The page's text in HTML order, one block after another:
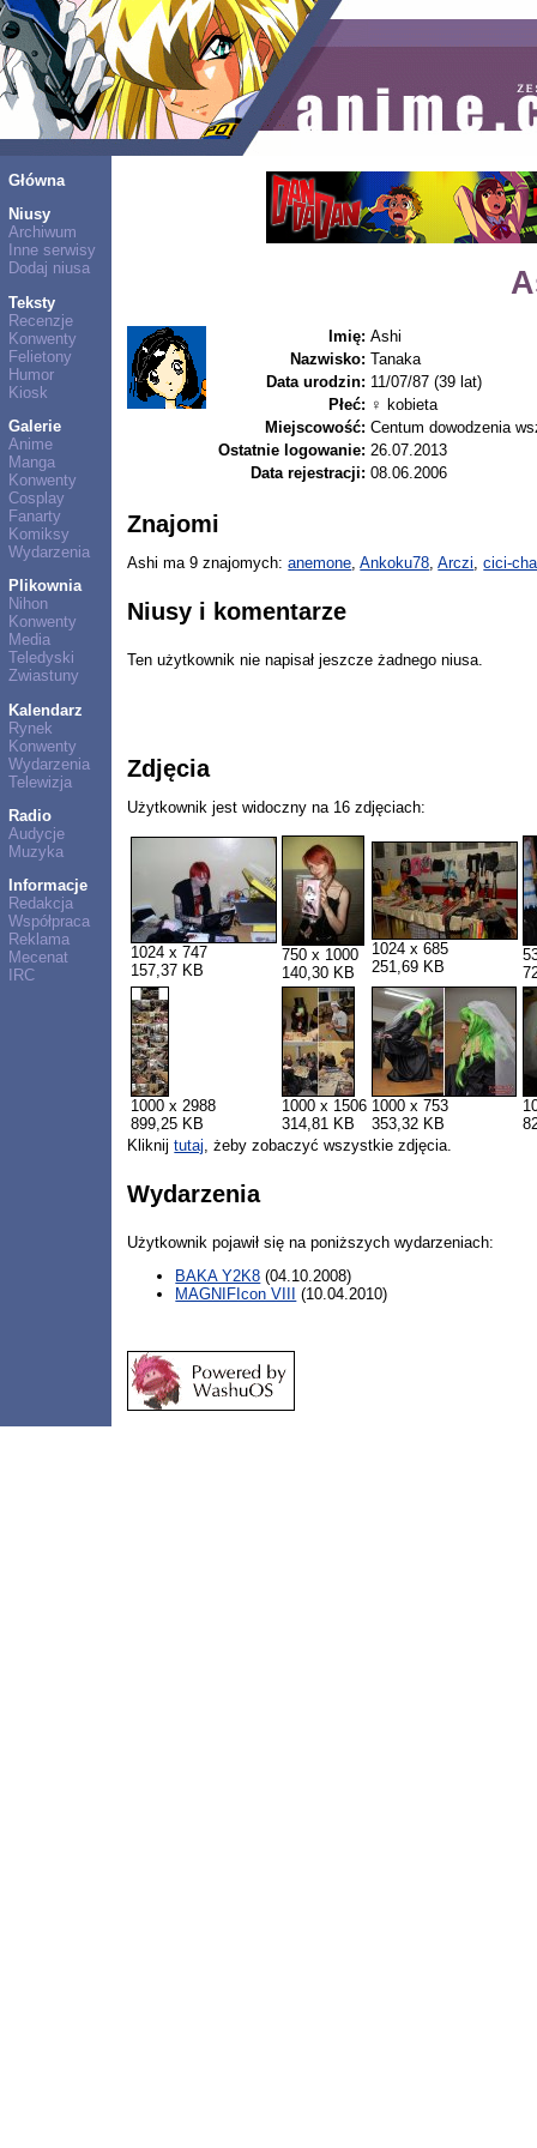
Główna
Niusy
Archiwum
Inne serwisy
Dodaj niusa
Teksty
Recenzje
Konwenty
Felietony
Humor
Kiosk
Galerie
Anime
Manga
Konwenty
Cosplay
Fanarty
Komiksy
Wydarzenia
Plikownia
Nihon
Konwenty
Media
Teledyski
Zwiastuny
Kalendarz
Rynek
Konwenty
Wydarzenia
Telewizja
Radio
Audycje
Muzyka
Informacje
Redakcja
Współpraca
Reklama
Mecenat
IRC
Imię: Ashi
Nazwisko: Tanaka
Data urodzin: 11/07/87 (39 lat)
Płeć: ♀ kobieta
Miejscowość: Centum dowodzenia
Ostatnie logowanie: 26.07.2013
Data rejestracji: 08.06.2006
Znajomi
Ashi ma 9 znajomych:anemone,Ankoku78,Arczi,cici-
Niusy i komentarze
Ten użytkownik nie napisał jeszcze żadnego niusa.
Zdjęcia
Użytkownik jest widoczny na 16 zdjęciach:
1024 x 747
157,37 KB
750 x 1000
140,30 KB
1024 x 685
251,69 KB
1000 x 2988
899,25 KB
1000 x 1506
314,81 KB
1000 x 753
353,32 KB
Kliknijtutaj, żeby zobaczyć wszystkie zdjęcia.
Wydarzenia
Użytkownik pojawił się na poniższych wydarzeniach:
BAKA Y2K8 (04.10.2008)
MAGNIFIcon VIII
(10.04.2010)